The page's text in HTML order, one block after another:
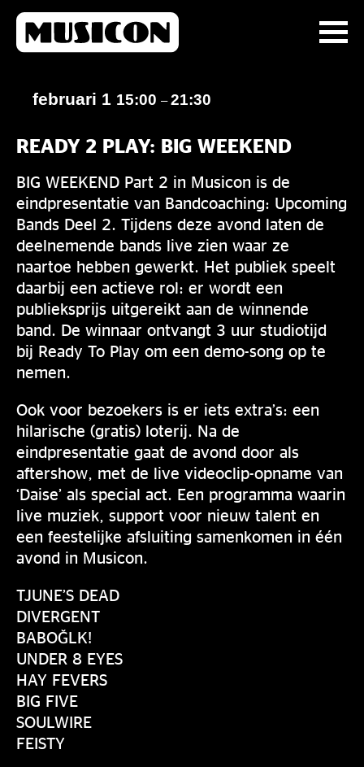
februari 1 15:00 –21:30
READY 2 PLAY: BIG WEEKEND
BIG WEEKEND Part 2 in Musicon is de
eindpresentatie van Bandcoaching: Upcoming
Bands Deel 2. Tijdens deze avond laten de
deelnemende bands live zien waar ze
naartoe hebben gewerkt. Het publiek speelt
daarbij een actieve rol: er wordt een
publieksprijs uitgereikt aan de winnende
band. De winnaar ontvangt 3 uur studiotijd
bij Ready To Play om een demo-song op te
nemen.
Ook voor bezoekers is er iets extra’s: een
hilarische (gratis) loterij. Na de
eindpresentatie gaat de avond door als
aftershow, met de live videoclip-opname van
‘Daise’ als special act. Een programma waarin
live muziek, support voor nieuw talent en
een feestelijke afsluiting samenkomen in één
avond in Musicon.
TJUNE’S DEAD
DIVERGENT
BABOĞLK!
UNDER 8 EYES
HAY FEVERS
BIG FIVE
SOULWIRE
FEISTY